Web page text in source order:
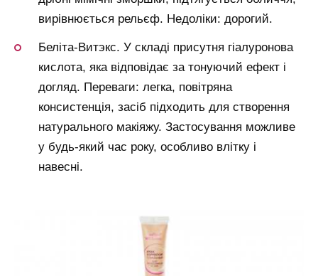
вирівнюється рельєф. Недоліки: дорогий.
Беліта-Витэкс. У складі присутня гіалуронова
кислота, яка відповідає за тонуючий ефект і
догляд. Переваги: легка, повітряна
консистенція, засіб підходить для створення
натурального макіяжу. Застосування можливе
у будь-який час року, особливо влітку і
навесні.